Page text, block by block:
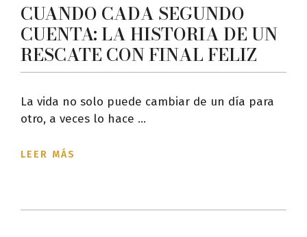
CUANDO CADA SEGUNDO
CUENTA: LA HISTORIA DE UN
RESCATE CON FINAL FELIZ
La vida no solo puede cambiar de un día para
otro, a veces lo hace ...
LEER MÁS